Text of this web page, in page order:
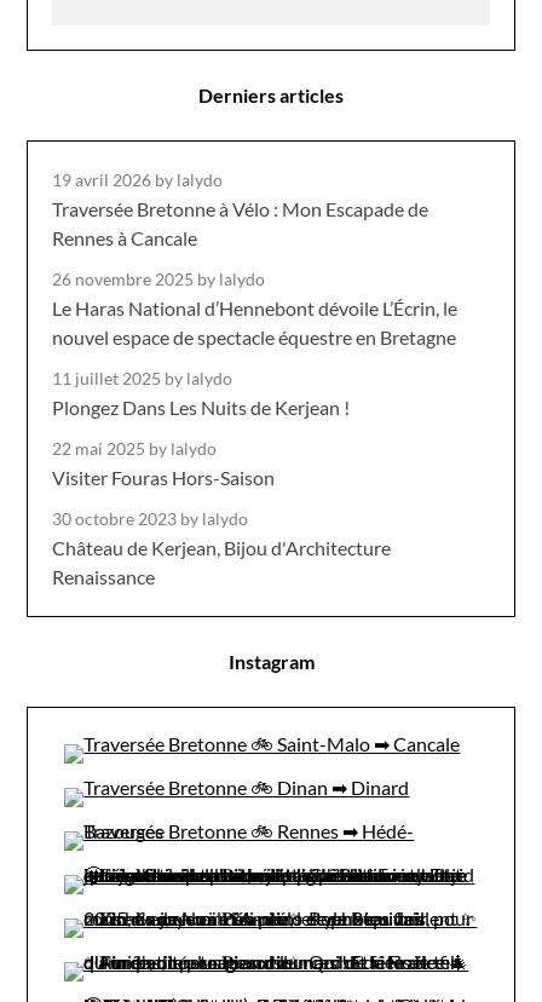
Derniers articles
19 avril 2026 by lalydo
Traversée Bretonne à Vélo : Mon Escapade de
Rennes à Cancale
26 novembre 2025 by lalydo
Le Haras National d’Hennebont dévoile L’Écrin, le
nouvel espace de spectacle équestre en Bretagne
11 juillet 2025 by lalydo
Plongez Dans Les Nuits de Kerjean !
22 mai 2025 by lalydo
Visiter Fouras Hors-Saison
30 octobre 2023 by lalydo
Château de Kerjean, Bijou d'Architecture
Renaissance
Instagram